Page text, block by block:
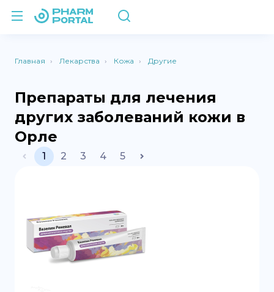
Главная Лекарства Кожа Другие
Препараты для лечения
других заболеваний кожи в
Орле
1 2 3 4 5